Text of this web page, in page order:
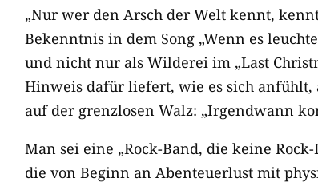
„Nur wer den Arsch der Welt kennt,
Bekenntnis in dem Song „Wenn es
und nicht nur als Wilderei im „Last
Hinweis dafür liefert, wie es sich
auf der grenzlosen Walz: „Irgendwann
Man sei eine „Rock-Band, die keine
die von Beginn an Abenteuerlust mit